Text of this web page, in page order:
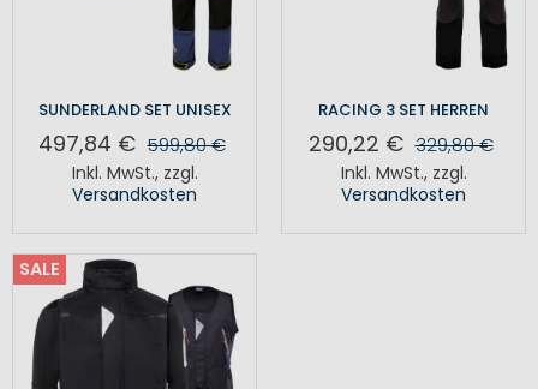
SUNDERLAND SET UNISEX
497,84 € 599,80 €
Inkl. MwSt., zzgl.
Versandkosten
RACING 3 SET HERREN
290,22 € 329,80 €
Inkl. MwSt., zzgl.
Versandkosten
SALE